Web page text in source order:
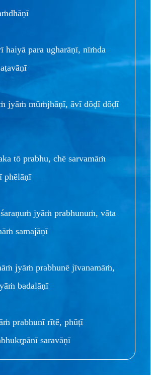
haiyā para ugharāṇī, nīṁda
jyāṁ mūṁjhāṇī, āvī dōḍī dōḍī
tō prabhu, chē sarvamāṁ
phēlāṇī
jyāṁ prabhunuṁ, vāta
samajāṇī
jyāṁ prabhunē jīvanamāṁ,
badalāṇī
prabhunī rītē, phūṭī
saravāṇī